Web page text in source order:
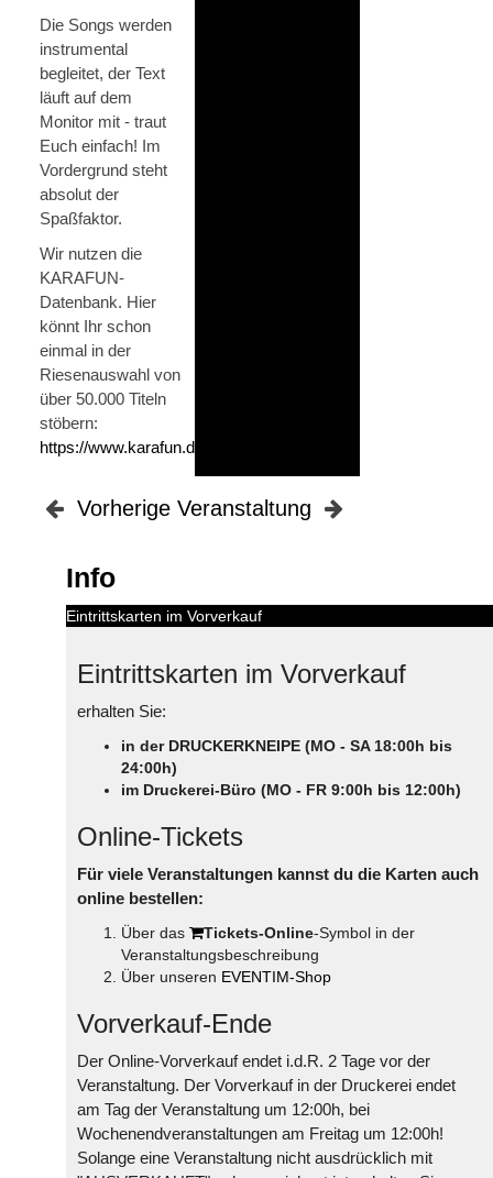
Die Songs werden
instrumental
begleitet, der Text
läuft auf dem
Monitor mit - traut
Euch einfach! Im
Vordergrund steht
absolut der
Spaßfaktor.
Wir nutzen die
KARAFUN-
Datenbank. Hier
könnt Ihr schon
einmal in der
Riesenauswahl von
über 50.000 Titeln
stöbern:
https://www.karafun.de/karaoke/
Vorherige Veranstaltung
Info
Eintrittskarten im Vorverkauf
Eintrittskarten im Vorverkauf
erhalten Sie:
in der DRUCKERKNEIPE (MO - SA 18:00h bis
24:00h)
im Druckerei-Büro (MO - FR 9:00h bis 12:00h)
Online-Tickets
Für viele Veranstaltungen kannst du die Karten auch
online bestellen:
Über das Tickets-Online-Symbol in der
Veranstaltungsbeschreibung
Über unseren EVENTIM-Shop
Vorverkauf-Ende
Der Online-Vorverkauf endet i.d.R. 2 Tage vor der
Veranstaltung. Der Vorverkauf in der Druckerei endet
am Tag der Veranstaltung um 12:00h, bei
Wochenendveranstaltungen am Freitag um 12:00h!
Solange eine Veranstaltung nicht ausdrücklich mit